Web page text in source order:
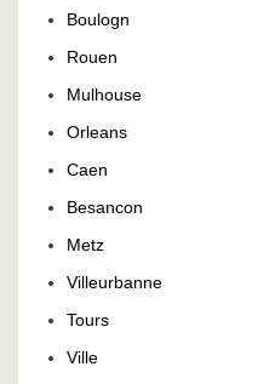
Boulogn
Rouen
Mulhouse
Orleans
Caen
Besancon
Metz
Villeurbanne
Tours
Ville